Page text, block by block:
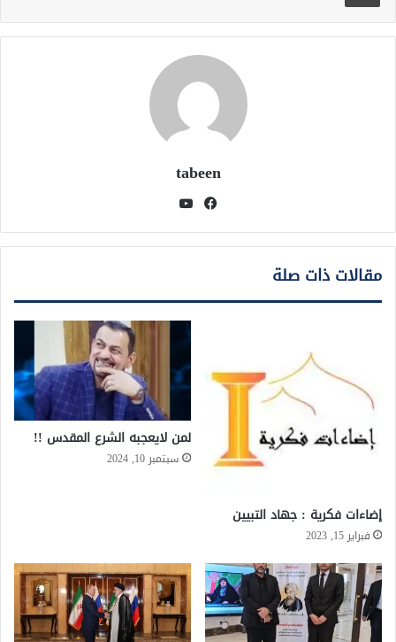
tabeen
فيسبوك
مقالات ذات صلة
إضاءات فكرية : جهاد التبيين
فبراير 15, 2023
لمن لايعجبه الشرع المقدس !!
سبتمبر 10, 2024